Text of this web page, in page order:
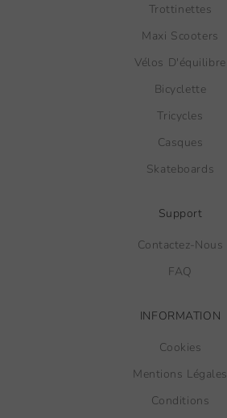
Trottinettes
Maxi Scooters
Vélos D'équilibre
Bicyclette
Tricycles
Casques
Skateboards
Support
Contactez-Nous
FAQ
INFORMATION
Cookies
Mentions Légales
Conditions